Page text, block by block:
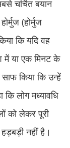
चर्चित बयान
(होर्मुज
कि यदि वह
में या एक मिनट के
किया कि उन्हें
लोग मध्यावधि
को लेकर पूरी
नहीं है।